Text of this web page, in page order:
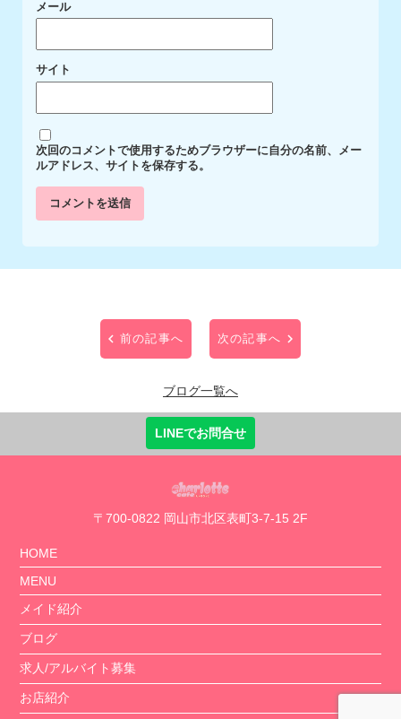
メール
サイト
次回のコメントで使用するためブラウザーに自分の名前、メー
ルアドレス、サイトを保存する。
前の記事へ 次の記事へ
ブログ一覧へ
LINEでお問合せ
〒700-0822 岡山市北区表町3-7-15 2F
HOME
MENU
メイド紹介
ブログ
求人/アルバイト募集
お店紹介